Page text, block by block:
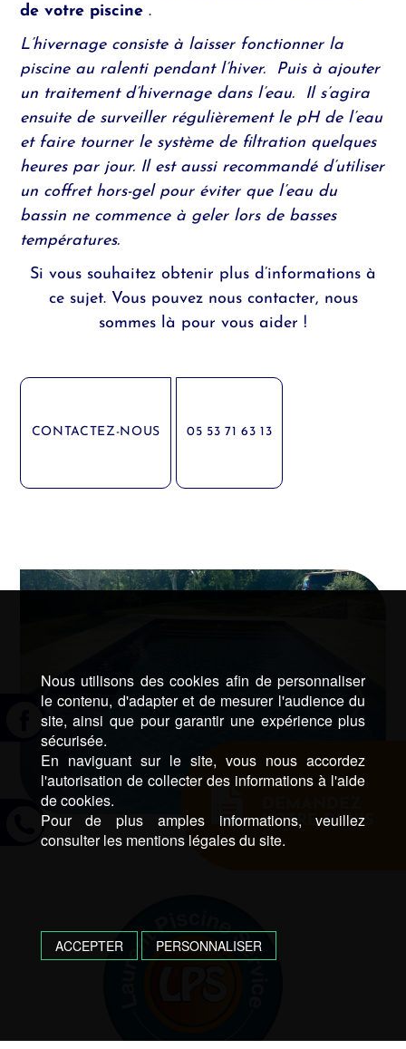
de votre piscine.
L’hivernage consiste à laisser fonctionner la
piscine au ralenti pendant l’hiver. Puis à ajouter
un traitement d’hivernage dans l’eau. Il s’agira
ensuite de surveiller régulièrement le pH de l’eau
et faire tourner le système de filtration quelques
heures par jour. Il est aussi recommandé d’utiliser
un coffret hors-gel pour éviter que l’eau du
bassin ne commence à geler lors de basses
températures.
Si vous souhaitez obtenir plus d’informations à
ce sujet. Vous pouvez nous contacter, nous
sommes là pour vous aider !
CONTACTEZ-NOUS 05 53 71 63 13
VOTRE DEVIS
Nous utilisons des cookies afin de personnaliser
le contenu, d'adapter et de mesurer l'audience du
site, ainsi que pour garantir une expérience plus
sécurisée.
En naviguant sur le site, vous nous accordez
l'autorisation de collecter des informations à l'aide
de cookies.
Pour de plus amples informations, veuillez
consulter les mentions légales du site.
ACCEPTER PERSONNALISER